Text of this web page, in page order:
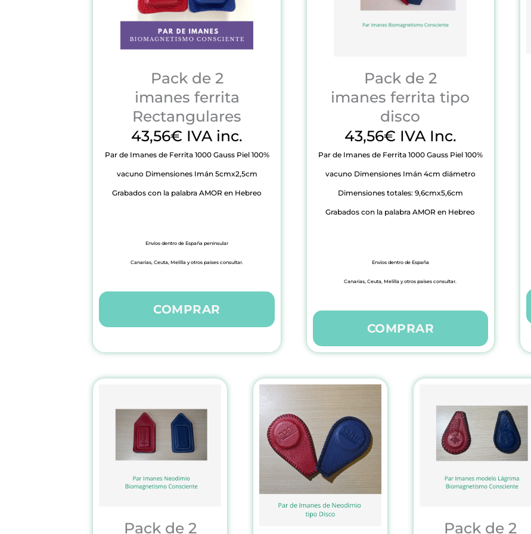
Pack de 2
imanes ferrita
Rectangulares
43,56€ IVA inc.
Par de Imanes de Ferrita 1000 Gauss Piel 100%
vacuno Dimensiones Imán 5cmx2,5cm
Grabados con la palabra AMOR en Hebreo
Envíos dentro de España peninsular
Canarias, Ceuta, Melilla y otros países consultar.
COMPRAR
Pack de 2
imanes ferrita tipo
disco
43,56€ IVA Inc.
Par de Imanes de Ferrita 1000 Gauss Piel 100%
vacuno Dimensiones Imán 4cm diámetro
Dimensiones totales: 9,6cmx5,6cm
Grabados con la palabra AMOR en Hebreo
Envíos dentro de España
Canarias, Ceuta, Melilla y otros países consultar.
COMPRAR
Pack de 2
Pack de 2